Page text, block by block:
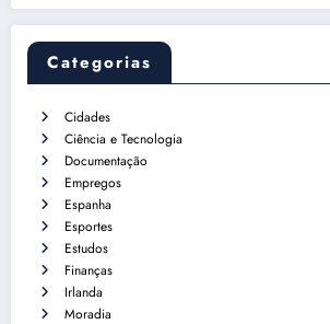
Categorias
Cidades
Ciência e Tecnologia
Documentação
Empregos
Espanha
Esportes
Estudos
Finanças
Irlanda
Moradia